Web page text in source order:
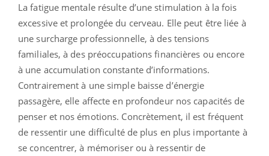
La fatigue mentale résulte d’une stimulation à la fois
excessive et prolongée du cerveau. Elle peut être liée à
une surcharge professionnelle, à des tensions
familiales, à des préoccupations financières ou encore
à une accumulation constante d’informations.
Contrairement à une simple baisse d’énergie
passagère, elle affecte en profondeur nos capacités de
penser et nos émotions. Concrètement, il est fréquent
de ressentir une difficulté de plus en plus importante à
se concentrer, à mémoriser ou à ressentir de